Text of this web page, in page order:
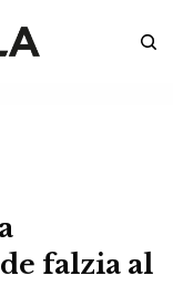
falzia al